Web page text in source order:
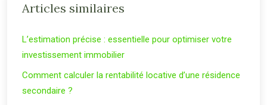
Articles similaires
L’estimation précise : essentielle pour optimiser votre
investissement immobilier
Comment calculer la rentabilité locative d’une résidence
secondaire ?